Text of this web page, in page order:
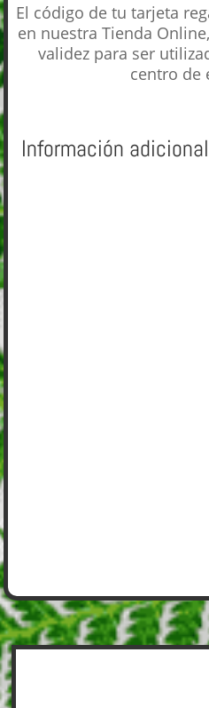
El código de tu tarjeta
en nuestra Tienda
validez para ser
centro de
Información adicional